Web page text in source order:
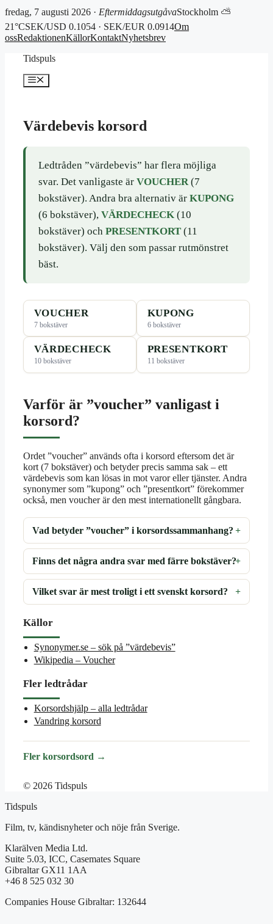
fredag, 7 augusti 2026 · EftermiddagsutgåvaStockholm ⛅
21°CSEK/USD 0.1054 · SEK/EUR 0.0914Om
ossRedaktionenKällorKontaktNyhetsbrev
Tidspuls
Meny
Värdebevis korsord
Ledtråden ”värdebevis” har flera möjliga
svar. Det vanligaste är VOUCHER(7
bokstäver). Andra bra alternativ är KUPONG
(6 bokstäver), VÄRDECHECK(10
bokstäver) och PRESENTKORT(11
bokstäver). Välj den som passar rutmönstret
bäst.
VOUCHER
7 bokstäver
KUPONG
6 bokstäver
VÄRDECHECK
10 bokstäver
PRESENTKORT
11 bokstäver
Varför är ”voucher” vanligast i
korsord?
Ordet ”voucher” används ofta i korsord eftersom det är
kort (7 bokstäver) och betyder precis samma sak – ett
värdebevis som kan lösas in mot varor eller tjänster. Andra
synonymer som ”kupong” och ”presentkort” förekommer
också, men voucher är den mest internationellt gångbara.
Vad betyder ”voucher” i korsordssammanhang?
Finns det några andra svar med färre bokstäver?
Vilket svar är mest troligt i ett svenskt korsord?
Källor
Synonymer.se – sök på ”värdebevis”
Wikipedia – Voucher
Fler ledtrådar
Korsordshjälp – alla ledtrådar
Vandring korsord
Fler korsordsord →
© 2026 Tidspuls
Tidspuls
Film, tv, kändisnyheter och nöje från Sverige.
Klarälven Media Ltd.
Suite 5.03, ICC, Casemates Square
Gibraltar GX11 1AA
+46 8 525 032 30
Companies House Gibraltar: 132644